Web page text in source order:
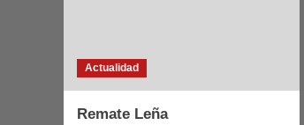
Actualidad
Remate Leña